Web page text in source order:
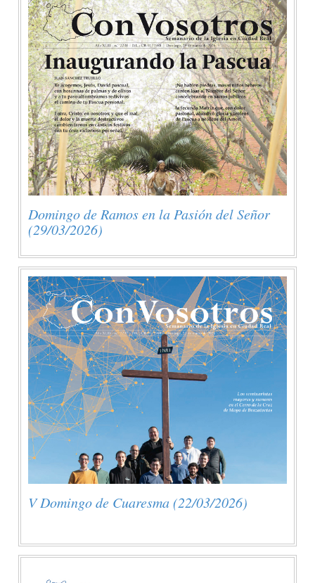
Domingo de Ramos en la Pasión del Señor
(29/03/2026)
V Domingo de Cuaresma (22/03/2026)